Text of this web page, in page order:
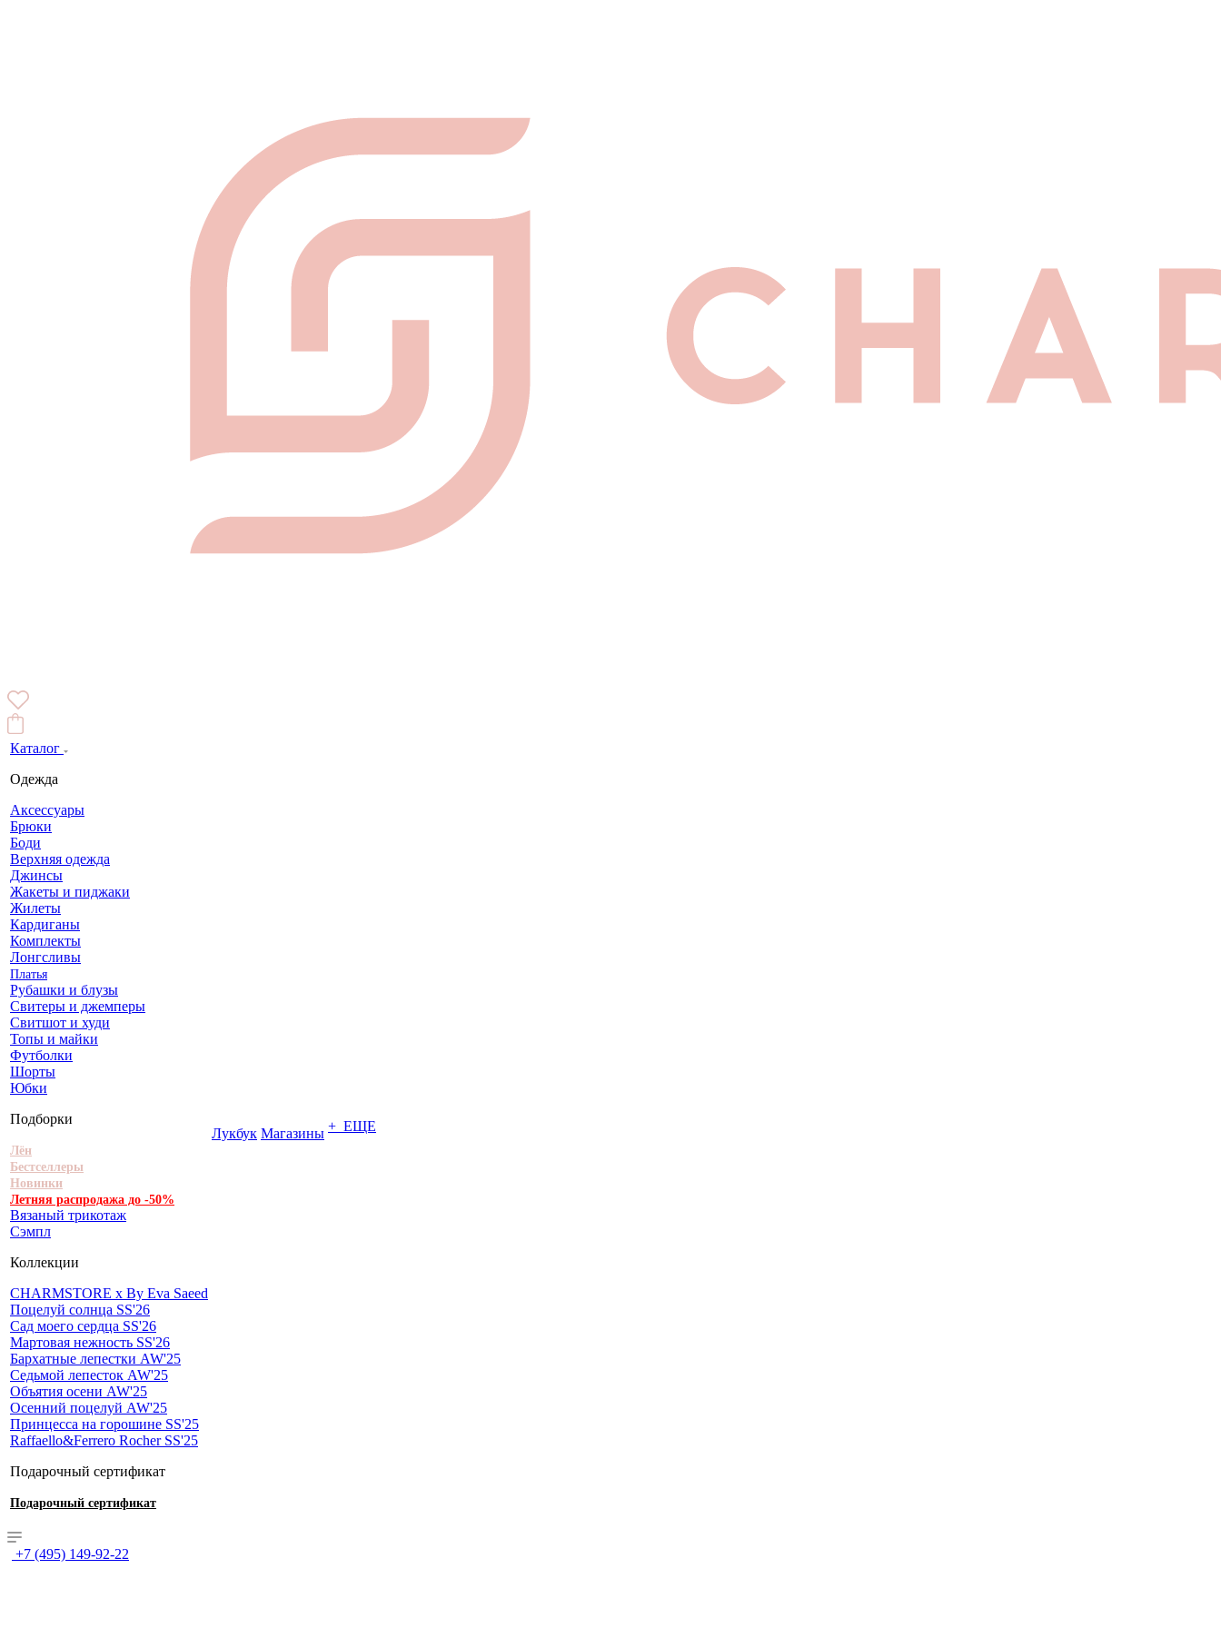
Каталог
Одежда
Аксессуары
Брюки
Боди
Верхняя одежда
Джинсы
Жакеты и пиджаки
Жилеты
Кардиганы
Комплекты
Лонгсливы
Платья
Рубашки и блузы
Свитеры и джемперы
Свитшот и худи
Топы и майки
Футболки
Шорты
Юбки
Подборки
Лён
Бестселлеры
Новинки
Летняя распродажа до -50%
Вязаный трикотаж
Сэмпл
Коллекции
CHARMSTORE х By Eva Saeed
Поцелуй солнца SS'26
Сад моего сердца SS'26
Мартовая нежность SS'26
Бархатные лепестки AW'25
Седьмой лепесток AW'25
Объятия осени AW'25
Осенний поцелуй AW'25
Принцесса на горошине SS'25
Raffaello&Ferrero Rocher SS'25
Подарочный сертификат
Подарочный сертификат
Лукбук Магазины + ЕЩЕ
+7 (495) 149-92-22